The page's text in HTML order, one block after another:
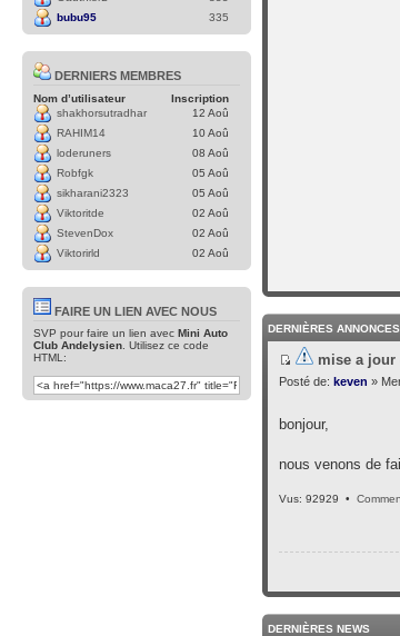
bubu95
335
DERNIERS MEMBRES
Nom d’utilisateur
Inscription
shakhorsutradhar
12 Aoû
RAHIM14
10 Aoû
loderuners
08 Aoû
Robfgk
05 Aoû
sikharani2323
05 Aoû
Viktoritde
02 Aoû
StevenDox
02 Aoû
Viktorirld
02 Aoû
FAIRE UN LIEN AVEC NOUS
SVP pour faire un lien avec Mini Auto
Club Andelysien . Utilisez ce code
HTML:
DERNIÈRES
mise a
Posté de: keven »
bonjour,
nous venons de
Vus: 92929 •
DERNIÈRES NEWS